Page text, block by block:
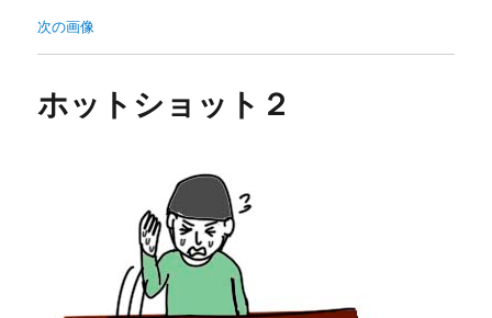
次の画像
ホットショット２